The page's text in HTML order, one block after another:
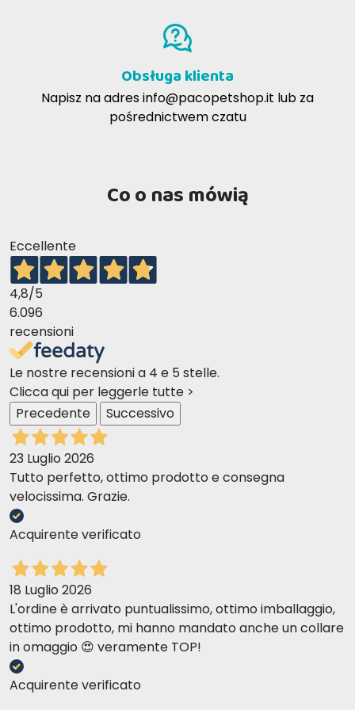
Po jakim czasie widać efekty?
Przy regularnym stosowaniu, w połączeniu z
odpowiednim stylem życia, z czasem można
zaobserwować utrzymanie wagi i ogólnego dobrego
samopoczucia.
Obsługa klienta
Napisz na adresinfo@pacopetshop.it lub za
pośrednictwem czatu
Co o nas mówią
Eccellente
4,8/5
6.096
recensioni
Le nostre recensioni a 4 e 5 stelle.
Clicca qui per leggerle tutte >
Precedente
Successivo
23 Luglio 2026
Tutto perfetto, ottimo prodotto e consegna
velocissima. Grazie.
Acquirente verificato
18 Luglio 2026
L'ordine è arrivato puntualissimo, ottimo imballaggio,
ottimo prodotto, mi hanno mandato anche un collare
in omaggio 😍 veramente TOP!
Acquirente verificato